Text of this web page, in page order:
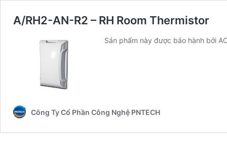
A/RH2-AN-R2 – RH Room Thermistor
Sản phẩm này được bảo hành bởi
Công Ty Cổ Phần Công Nghệ PNTECH